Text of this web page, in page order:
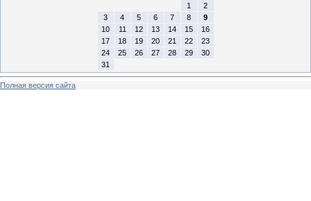
1
2
3
4 5 6 7 8
9
10
11 12 13 14 15
16
17
18 19 20 21 22
23
24
25 26 27 28 29
30
31
Полная версия сайта